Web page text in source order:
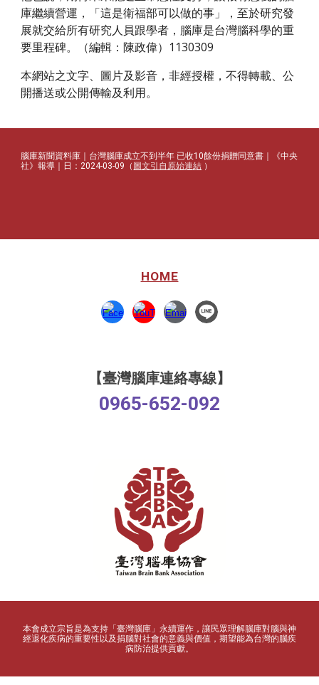
庫繼續營運，「這是衛福部可以做的事」，至於研究發
展就交給所有研究人員跟學者，腦庫是台灣腦科學的重
要里程碑。（編輯：陳政偉）1130309
本網站之文字、圖片及影音，非經授權，不得轉載、公
開播送或公開傳輸及利用。
腦庫新聞資料庫｜台灣腦庫成立不到半年 已收10餘份捐贈同意書｜《中央
社》報導｜日：2024-03-09 （ 圖文引自原始連結 ）
HOME
【臺灣腦庫連絡專線】
0965-652-092
本會成立宗旨是為支持「臺灣腦庫」永續運作，讓民眾理解腦庫對腦與神
經退化疾病的重要性以及捐腦對社會的意義與價值，期望能為台灣的腦疾
病防治提供貢獻。